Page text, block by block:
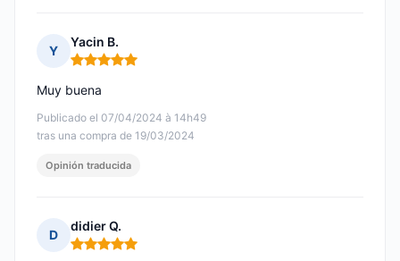
Y
Yacin B.
Nota: 5 de 5
Publicado el 07/04/2024 à 14h49
tras una compra de 19/03/2024
Muy buena
Opinión traducida
D
didier Q.
Nota: 5 de 5